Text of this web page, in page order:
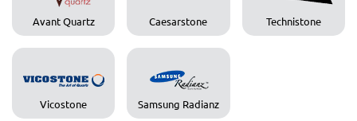
Avant Quartz Caesarstone Technistone
Vicostone Samsung Radianz